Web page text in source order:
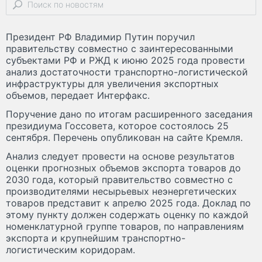
Президент РФ Владимир Путин поручил
правительству совместно с заинтересованными
субъектами РФ и РЖД к июню 2025 года провести
анализ достаточности транспортно-логистической
инфраструктуры для увеличения экспортных
объемов, передает Интерфакс.
Поручение дано по итогам расширенного заседания
президиума Госсовета, которое состоялось 25
сентября. Перечень опубликован на сайте Кремля.
Анализ следует провести на основе результатов
оценки прогнозных объемов экспорта товаров до
2030 года, который правительство совместно с
производителями несырьевых неэнергетических
товаров представит к апрелю 2025 года. Доклад по
этому пункту должен содержать оценку по каждой
номенклатурной группе товаров, по направлениям
экспорта и крупнейшим транспортно-
логистическим коридорам.